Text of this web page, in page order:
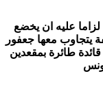
عليه ان يخضع
يتجاوب معها جعفور
طائرة بمقعدين